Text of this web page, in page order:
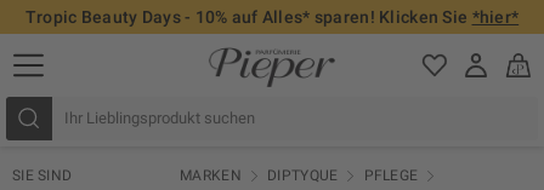
Tropic Beauty Days - 10% auf Alles* sparen! Klicken Sie *hier*
SIE SIND
MARKEN DIPTYQUE
PFLEGE